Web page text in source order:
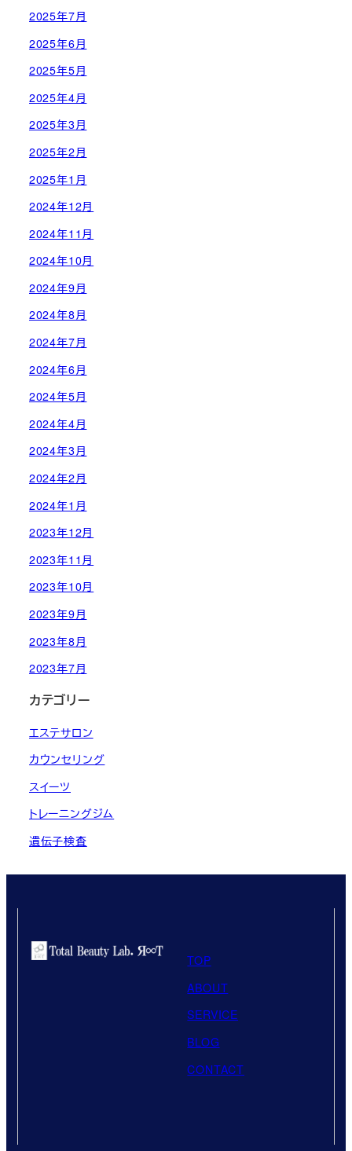
2025年7月
2025年6月
2025年5月
2025年4月
2025年3月
2025年2月
2025年1月
2024年12月
2024年11月
2024年10月
2024年9月
2024年8月
2024年7月
2024年6月
2024年5月
2024年4月
2024年3月
2024年2月
2024年1月
2023年12月
2023年11月
2023年10月
2023年9月
2023年8月
2023年7月
カテゴリー
エステサロン
カウンセリング
スイーツ
トレーニングジム
遺伝子検査
TOP
ABOUT
SERVICE
BLOG
CONTACT